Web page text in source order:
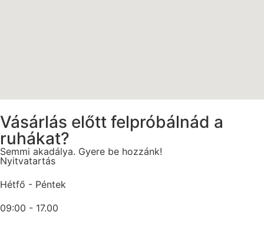
Vásárlás előtt felpróbálnád a
ruhákat?
Semmi akadálya. Gyere be hozzánk!
Nyitvatartás
Hétfő - Péntek
09:00 - 17.00